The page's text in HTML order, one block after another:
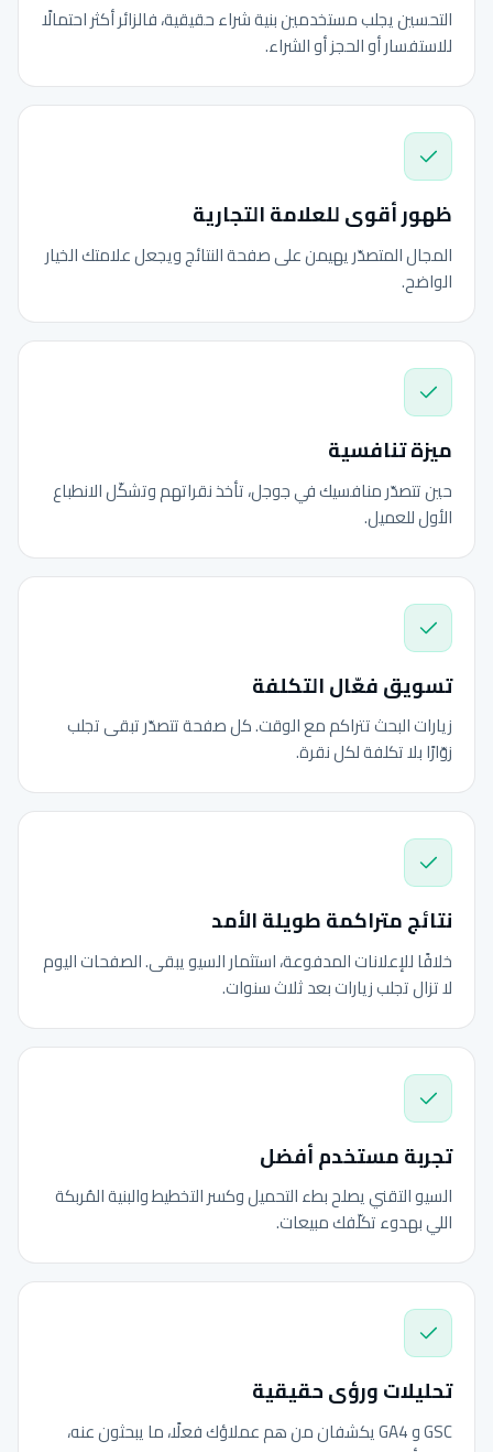
التحسين يجلب مستخدمين بنية شراء حقيقية، فالزائر أكثر احتمالًا
للاستفسار أو الحجز أو الشراء.
ظهور أقوى للعلامة التجارية
المجال المتصدّر يهيمن على صفحة النتائج ويجعل علامتك الخيار
الواضح.
ميزة تنافسية
حين تتصدّر منافسيك في جوجل، تأخذ نقراتهم وتشكّل الانطباع
الأول للعميل.
تسويق فعّال التكلفة
زيارات البحث تتراكم مع الوقت. كل صفحة تتصدّر تبقى تجلب
زوّارًا بلا تكلفة لكل نقرة.
نتائج متراكمة طويلة الأمد
خلافًا للإعلانات المدفوعة، استثمار السيو يبقى. الصفحات اليوم
لا تزال تجلب زيارات بعد ثلاث سنوات.
تجربة مستخدم أفضل
السيو التقني يصلح بطء التحميل وكسر التخطيط والبنية المُربكة
اللي بهدوء تكلّفك مبيعات.
تحليلات ورؤى حقيقية
GSC و GA4 يكشفان من هم عملاؤك فعلًا، ما يبحثون عنه،